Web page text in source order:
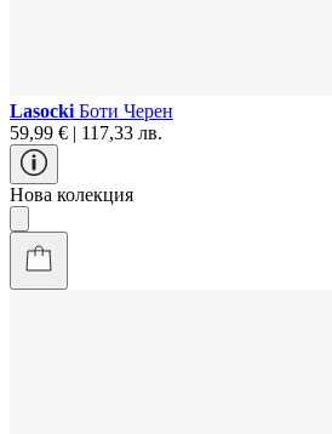
Lasocki Боти Черен
59,99 € | 117,33 лв.
Нова колекция